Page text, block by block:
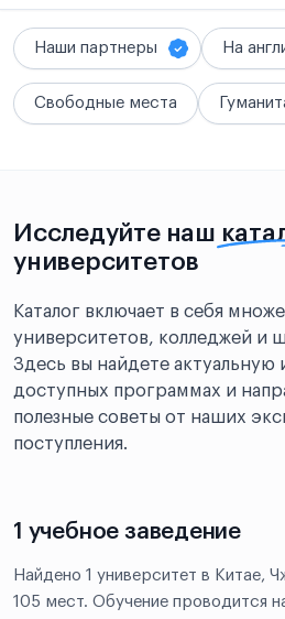
Наши партнеры На
Свободные места
Исследуйте наш
университетов
Каталог включает в себя
университетов, колледжей и
Здесь вы найдете
доступных программах и
полезные советы от наших
поступления.
1 учебное заведение
Найдено 1 университет в Китае,
105 мест. Обучение проводится